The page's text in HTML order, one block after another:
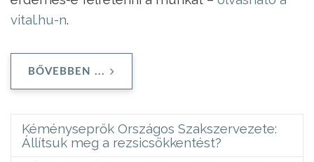
vital.hu-n.
BŐVEBBEN ...
Kéményseprők Országos Szakszervezete:
Állítsuk meg a rezsicsökkentést?